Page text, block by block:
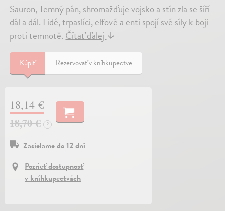
Sauron, Temný pán, shromažďuje vojsko a stín zla se šíří
dál a dál. Lidé, trpaslíci, elfové a enti spojí své síly k boji
proti temnotě. Čítať ďalej ↓
Kúpiť Rezervovať v kníhkupectve
18,14 €
18,70 €
?
Zasielame do 12 dní
Pozrieť dostupnosť
v kníhkupectvách